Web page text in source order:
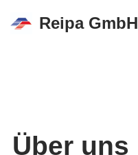
Reipa GmbH
Über uns